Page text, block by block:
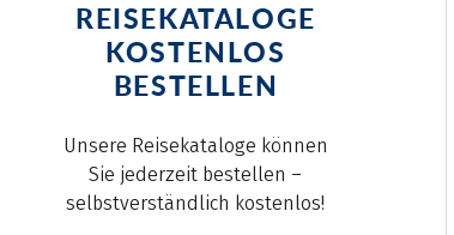
REISEKATALOGE
KOSTENLOS
BESTELLEN
Unsere Reisekataloge können
Sie jederzeit bestellen –
selbstverständlich kostenlos!